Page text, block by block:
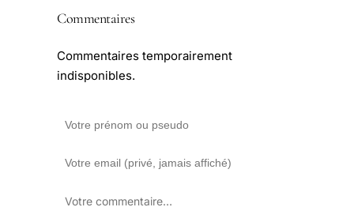
Commentaires
Commentaires temporairement
indisponibles.